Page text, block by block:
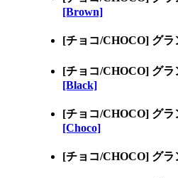
[Brown]
[チョコ/CHOCO] グ
[チョコ/CHOCO] グ
[Black]
[チョコ/CHOCO] グ
[Choco]
[チョコ/CHOCO] グ